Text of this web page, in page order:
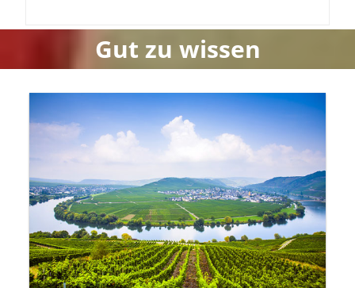
Gut zu wissen